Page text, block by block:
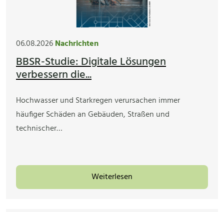
06.08.2026Nachrichten
BBSR-Studie: Digitale Lösungen
verbessern die...
Hochwasser und Starkregen verursachen immer
häufiger Schäden an Gebäuden, Straßen und
technischer…
Weiterlesen